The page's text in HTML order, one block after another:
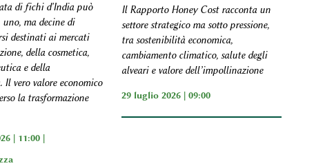
di fichi d'India può
uno, ma decine di
destinati ai mercati
della cosmetica,
e della
Il vero valore economico
la trasformazione
| 11:00 |
Il Rapporto Honey Cost racconta un
settore strategico ma sotto pressione,
tra sostenibilità economica,
cambiamento climatico, salute degli
alveari e valore dell’impollinazione
29 luglio 2026 | 09:00